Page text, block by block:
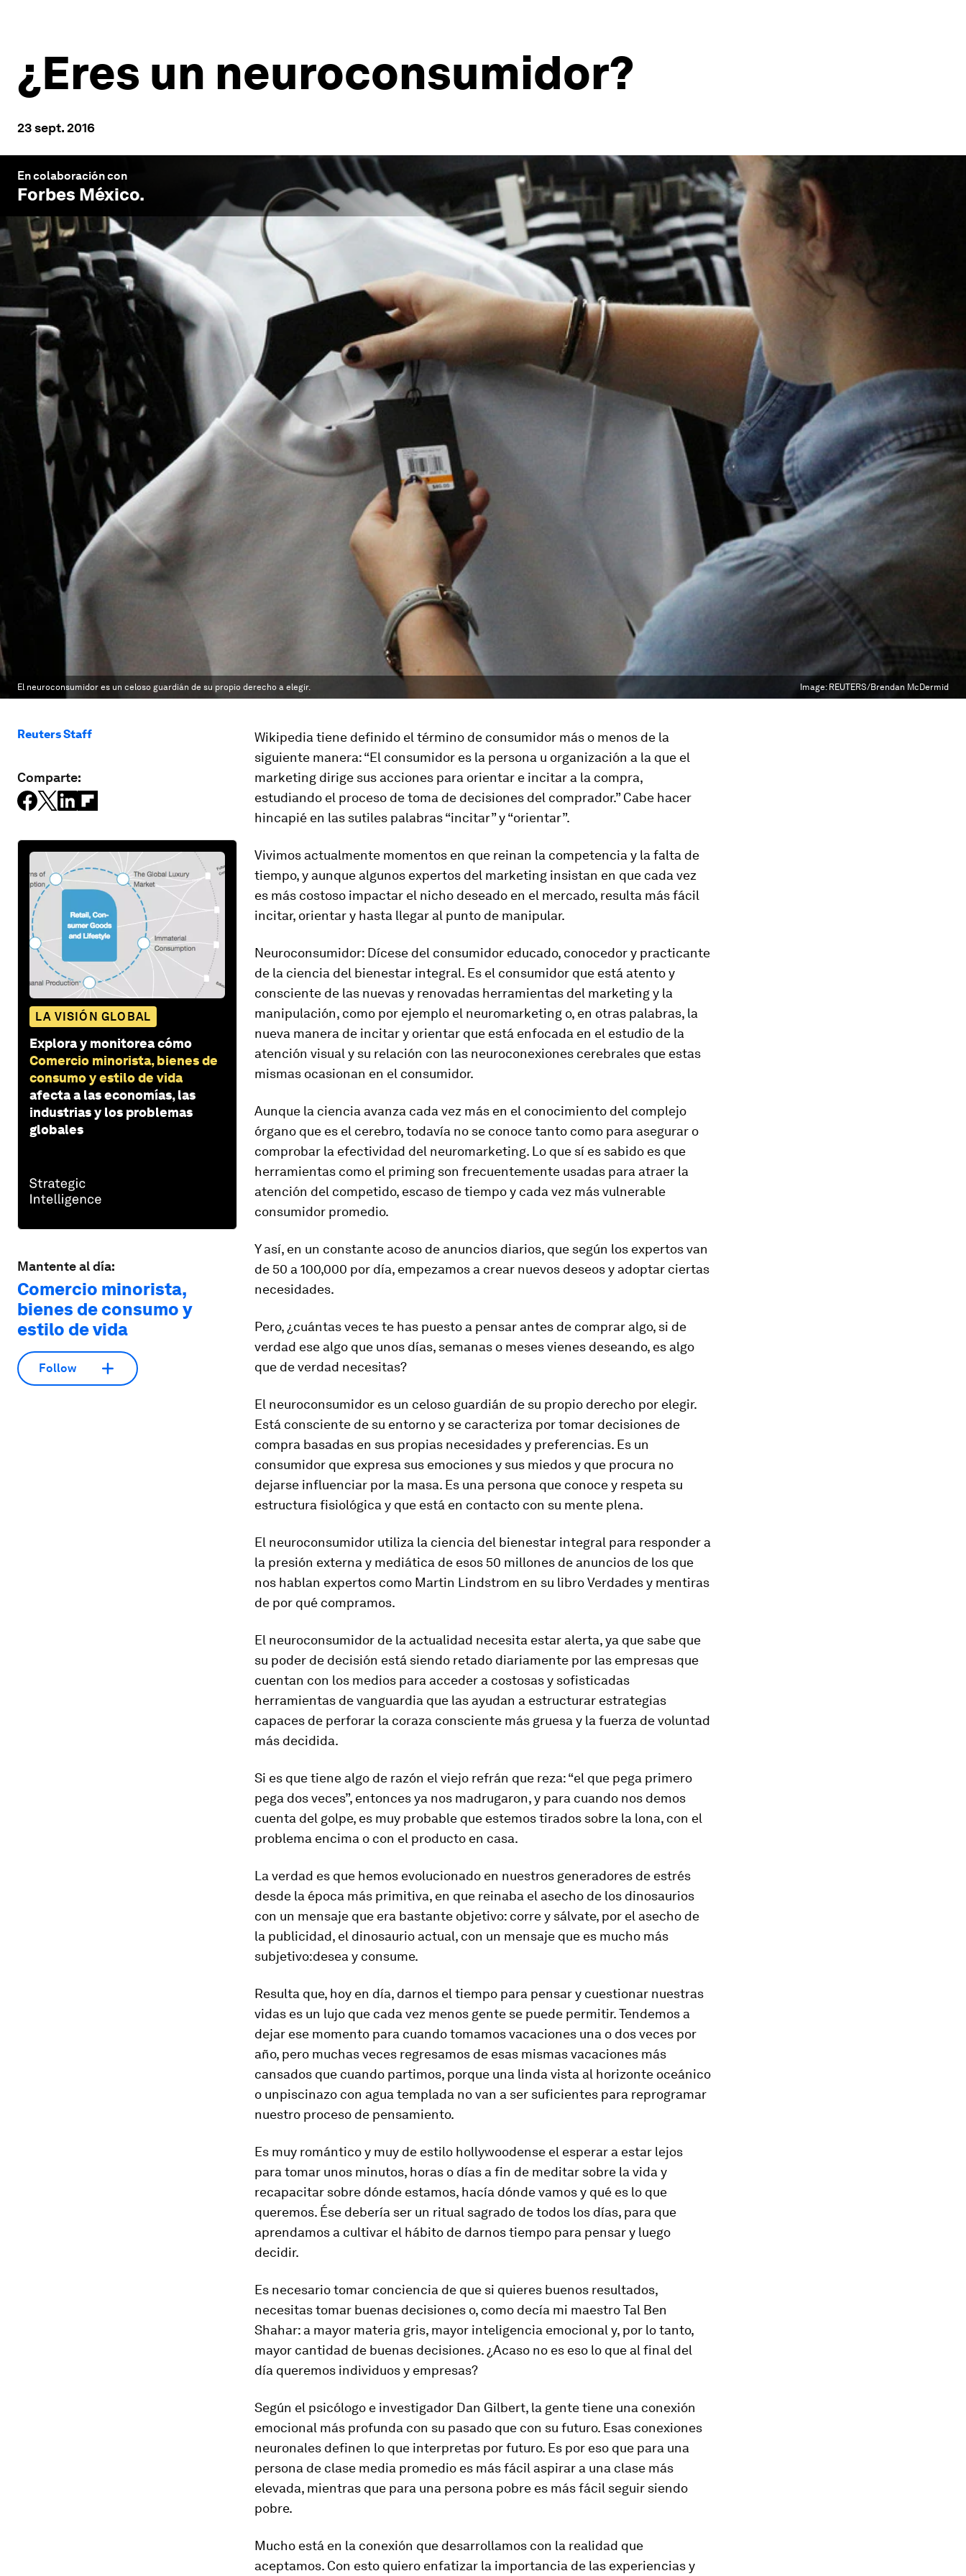
¿Eres un neuroconsumidor?
23 sept. 2016
En colaboración con
Forbes México.
El neuroconsumidor es un celoso guardián de su propio derecho a elegir. Image: REUTERS/Brendan McDermid
Reuters Staff
Comparte:
LA VISIÓN GLOBAL
Explora y monitorea cómo
Comercio minorista, bienes de
consumo y estilo de vida
afecta a las economías, las
industrias y los problemas
globales
Mantente al día:
Comercio minorista,
bienes de consumo y
estilo de vida
Follow
Wikipedia tiene definido el término de consumidor más o menos de la
siguiente manera: “El consumidor es la persona u organización a la que el
marketing dirige sus acciones para orientar e incitar a la compra,
estudiando el proceso de toma de decisiones del comprador.” Cabe hacer
hincapié en las sutiles palabras “incitar” y “orientar”.
Vivimos actualmente momentos en que reinan la competencia y la falta de
tiempo, y aunque algunos expertos del marketing insistan en que cada vez
es más costoso impactar el nicho deseado en el mercado, resulta más fácil
incitar, orientar y hasta llegar al punto de manipular.
Neuroconsumidor: Dícese del consumidor educado, conocedor y practicante
de la ciencia del bienestar integral. Es el consumidor que está atento y
consciente de las nuevas y renovadas herramientas del marketing y la
manipulación, como por ejemplo el neuromarketing o, en otras palabras, la
nueva manera de incitar y orientar que está enfocada en el estudio de la
atención visual y su relación con las neuroconexiones cerebrales que estas
mismas ocasionan en el consumidor.
Aunque la ciencia avanza cada vez más en el conocimiento del complejo
órgano que es el cerebro, todavía no se conoce tanto como para asegurar o
comprobar la efectividad del neuromarketing. Lo que sí es sabido es que
herramientas como el priming son frecuentemente usadas para atraer la
atención del competido, escaso de tiempo y cada vez más vulnerable
consumidor promedio.
Y así, en un constante acoso de anuncios diarios, que según los expertos van
de 50 a 100,000 por día, empezamos a crear nuevos deseos y adoptar ciertas
necesidades.
Pero, ¿cuántas veces te has puesto a pensar antes de comprar algo, si de
verdad ese algo que unos días, semanas o meses vienes deseando, es algo
que de verdad necesitas?
El neuroconsumidor es un celoso guardián de su propio derecho por elegir.
Está consciente de su entorno y se caracteriza por tomar decisiones de
compra basadas en sus propias necesidades y preferencias. Es un
consumidor que expresa sus emociones y sus miedos y que procura no
dejarse influenciar por la masa. Es una persona que conoce y respeta su
estructura fisiológica y que está en contacto con su mente plena.
El neuroconsumidor utiliza la ciencia del bienestar integral para responder a
la presión externa y mediática de esos 50 millones de anuncios de los que
nos hablan expertos como Martin Lindstrom en su libroVerdades y mentiras
de por qué compramos.
El neuroconsumidor de la actualidad necesita estar alerta, ya que sabe que
su poder de decisión está siendo retado diariamente por las empresas que
cuentan con los medios para acceder a costosas y sofisticadas
herramientas de vanguardia que las ayudan a estructurar estrategias
capaces de perforar la coraza consciente más gruesa y la fuerza de voluntad
más decidida.
Si es que tiene algo de razón el viejo refrán que reza: “el que pega primero
pega dos veces”, entonces ya nos madrugaron, y para cuando nos demos
cuenta del golpe, es muy probable que estemos tirados sobre la lona, con el
problema encima o con el producto en casa.
La verdad es que hemos evolucionado en nuestros generadores de estrés
desde la época más primitiva, en que reinaba el asecho de los dinosaurios
con un mensaje que era bastante objetivo: corre y sálvate, por el asecho de
la publicidad, el dinosaurio actual, con un mensaje que es mucho más
subjetivo:desea y consume.
Resulta que, hoy en día, darnos el tiempo para pensar y cuestionar nuestras
vidas es un lujo que cada vez menos gente se puede permitir. Tendemos a
dejar ese momento para cuando tomamos vacaciones una o dos veces por
año, pero muchas veces regresamos de esas mismas vacaciones más
cansados que cuando partimos, porque una linda vista al horizonte oceánico
o unpiscinazo con agua templada no van a ser suficientes para reprogramar
nuestro proceso de pensamiento.
Es muy romántico y muy de estilo hollywoodense el esperar a estar lejos
para tomar unos minutos, horas o días a fin de meditar sobre la vida y
recapacitar sobre dónde estamos, hacía dónde vamos y qué es lo que
queremos. Ése debería ser un ritual sagrado de todos los días, para que
aprendamos a cultivar el hábito de darnos tiempo para pensar y luego
decidir.
Es necesario tomar conciencia de que si quieres buenos resultados,
necesitas tomar buenas decisiones o, como decía mi maestro Tal Ben
Shahar: a mayor materia gris, mayor inteligencia emocional y, por lo tanto,
mayor cantidad de buenas decisiones. ¿Acaso no es eso lo que al final del
día queremos individuos y empresas?
Según el psicólogo e investigador Dan Gilbert, la gente tiene una conexión
emocional más profunda con su pasado que con su futuro. Esas conexiones
neuronales definen lo que interpretas por futuro. Es por eso que para una
persona de clase media promedio es más fácil aspirar a una clase más
elevada, mientras que para una persona pobre es más fácil seguir siendo
pobre.
Mucho está en la conexión que desarrollamos con la realidad que
aceptamos. Con esto quiero enfatizar la importancia de las experiencias y